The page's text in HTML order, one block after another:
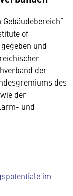
of
und
der
des
der
und
im